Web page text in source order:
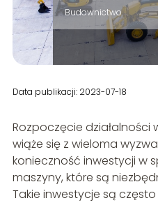
Budownictwo
Data publikacji: 2023-07-18
Rozpoczęcie działalności
wiąże się z wieloma
konieczność inwestycji w
maszyny, które są
Takie inwestycje są